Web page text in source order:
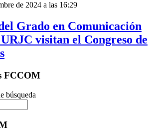
de 2024 a las 16:29
Grado en Comunicación
visitan el Congreso de
FCCOM
búsqueda